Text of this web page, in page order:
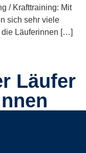
/ Krafttraining: Mit
sich sehr viele
die Läuferinnen […]
Läufer